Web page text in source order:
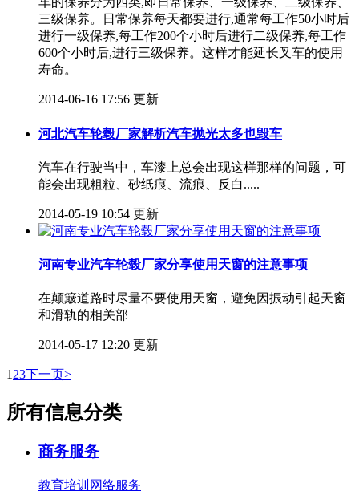
三级保养。日常保养每天都要进行,通常每工作50小时后
进行一级保养,每工作200个小时后进行二级保养,每工作
600个小时后,进行三级保养。这样才能延长叉车的使用
寿命。
2014-06-16 17:56 更新
河北汽车轮毂厂家解析汽车抛光太多也毁车
汽车在行驶当中，车漆上总会出现这样那样的问题，可
能会出现粗粒、砂纸痕、流痕、反白.....
2014-05-19 10:54 更新
河南专业汽车轮毂厂家分享使用天窗的注意事项
在颠簸道路时尽量不要使用天窗，避免因振动引起天窗
和滑轨的相关部
2014-05-17 12:20 更新
1 23下一页>
所有信息分类
商务服务
教育培训 网络服务